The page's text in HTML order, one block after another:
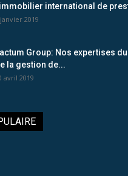
international de
2019
Group: Nos expertises
la gestion de...
avril 2019